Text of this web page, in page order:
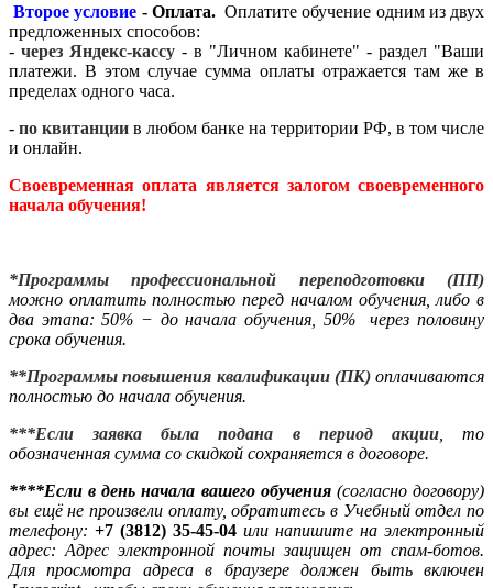
Второе условие - Оплата.Оплатите обучение одним из двух
предложенных способов:
- через Яндекс-кассу - в "Личном кабинете" - раздел "Ваши
платежи. В этом случае сумма оплаты отражается там же в
пределах одного часа.
- по квитанции в любом банке на территории РФ, в том числе
и онлайн.
Своевременная оплата является залогом своевременного
начала обучения!
*Программы профессиональной переподготовки (ПП)
можно оплатить полностью перед началом обучения, либо в
два этапа: 50% − до начала обучения, 50% через половину
срока обучения.
**Программы повышения квалификации (ПК) оплачиваются
полностью до начала обучения.
***Если заявка была подана в период акции, то
обозначенная сумма со скидкой сохраняется в договоре.
****Если в день начала вашего обучения(согласно договору)
вы ещё не произвели оплату, обратитесь в Учебный отдел по
телефону: +7 (3812) 35-45-04 или напишите на электронный
адрес: Адрес электронной почты защищен от спам-ботов.
Для просмотра адреса в браузере должен быть включен